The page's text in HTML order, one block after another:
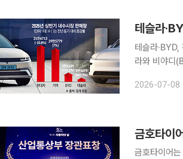
테슬라
테슬라
라와 비야디
차와 부품업
2026-07-08
금호타이
금호타이어